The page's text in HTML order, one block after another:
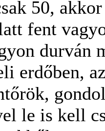
50,
fent
durván
erdőben,
le is kell